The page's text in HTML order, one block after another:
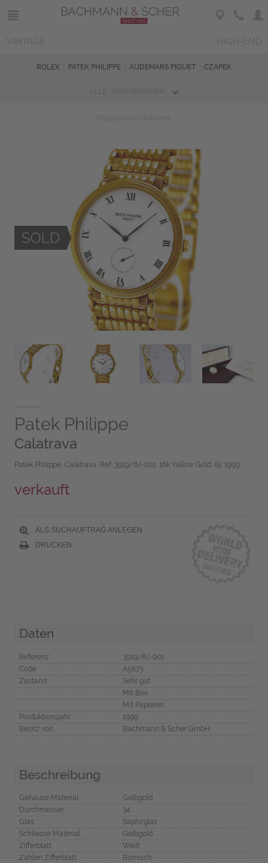
ROLEX PATEK PHILIPPE AUDEMARS PIGUET CZAPEK
Patek Philippe
Calatrava
Patek Philippe, Calatrava, Ref. 3919/8J-001, 18k Yellow Gold, Bj. 1999
verkauft
ALS SUCHAUFTRAG ANLEGEN
DRUCKEN
Daten
Referenz
3919/8J-001
Code
A5673
Zustand
Sehr gut
Mit Box
Mit Papieren
Produktionsjahr
1999
Besitz von
Bachmann & Scher GmbH
Beschreibung
Gehäuse Material
Gelbgold
Durchmesser
34
Glas
Saphirglas
Schliesse Material
Gelbgold
Zifferblatt
Weiß
Zahlen Zifferblatt
Römisch